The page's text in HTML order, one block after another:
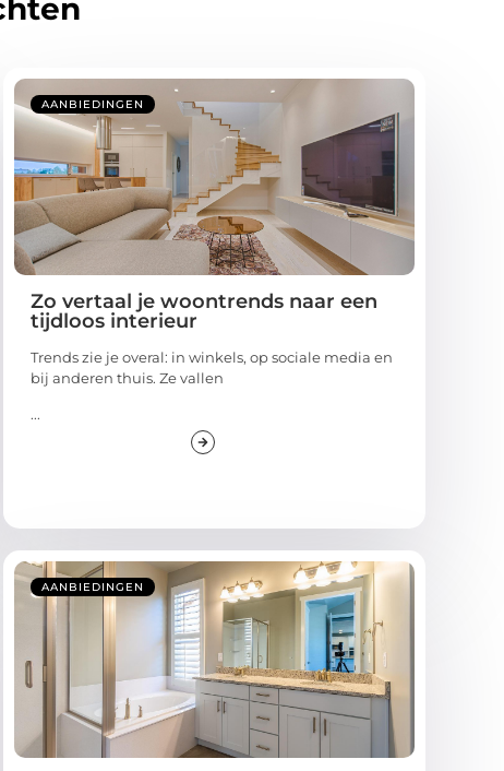
AANBIEDINGEN
Zo vertaal je woontrends naar een
tijdloos interieur
Trends zie je overal: in winkels, op sociale media en
bij anderen thuis. Ze vallen
...
AANBIEDINGEN